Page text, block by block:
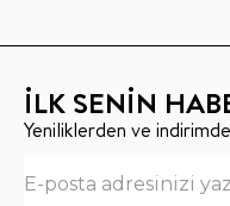
İLK SENİN
Yeniliklerden ve